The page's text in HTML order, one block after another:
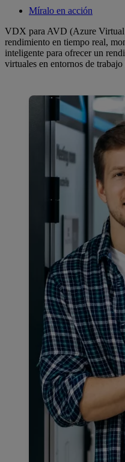
Míralo en acción
VDX para AVD (Azure
rendimiento en tiempo real,
inteligente para ofrecer un
virtuales en entornos de